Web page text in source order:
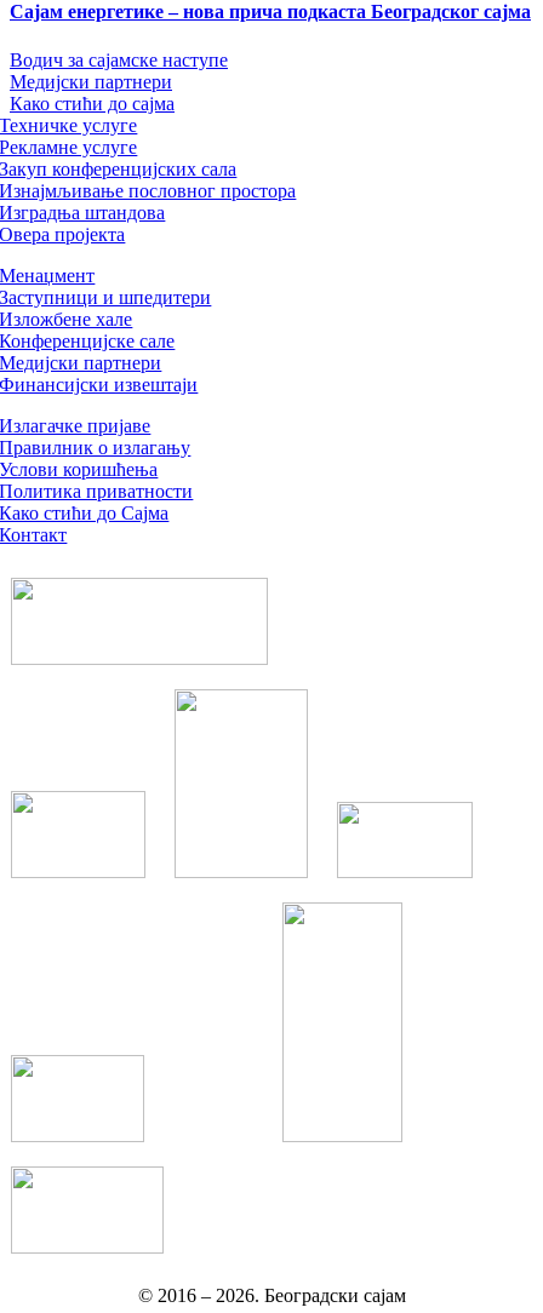
Сајам енергетике – нова прича подкаста Београдског сајма
Водич за сајамске наступе
Медијски партнери
Како стићи до сајма
Техничке услуге
Рекламне услуге
Закуп конференцијских сала
Изнајмљивање пословног простора
Изградња штандова
Овера пројекта
Менаџмент
Заступници и шпедитери
Изложбене хале
Конференцијске сале
Медијски партнери
Финансијски извештаји
Излагачке пријаве
Правилник о излагању
Услови коришћења
Политика приватности
Како стићи до Сајма
Контакт
© 2016 – 2026. Београдски сајам